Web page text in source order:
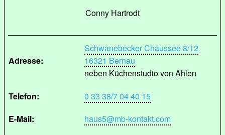
Conny Hartrodt
Adresse:
Schwanebecker Chaussee 8/12
16321 Bernau
neben Küchenstudio von Ahlen
Telefon:
0 33 38/7 04 40 15
E-Mail:
haus5@mb-kontakt.com